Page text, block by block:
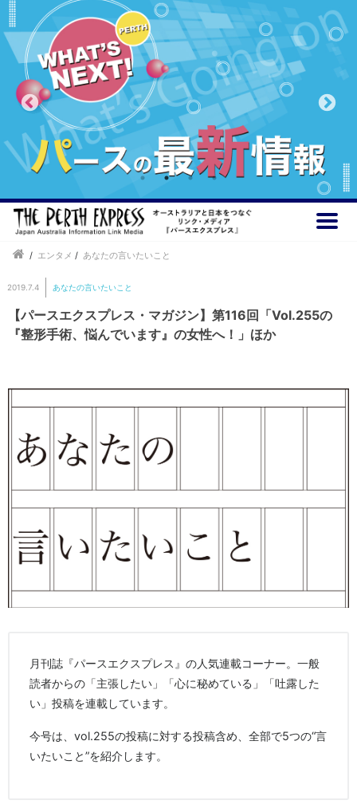
/ エンタメ / あなたの言いたいこと
2019.7.4 あなたの言いたいこと
【パースエクスプレス・マガジン】第116回「Vol.255の
『整形手術、悩んでいます』の女性へ！」ほか
月刊誌『パースエクスプレス』の人気連載コーナー。一般
読者からの「主張したい」「心に秘めている」「吐露した
い」投稿を連載しています。
今号は、vol.255の投稿に対する投稿含め、全部で5つの“言
いたいこと”を紹介します。